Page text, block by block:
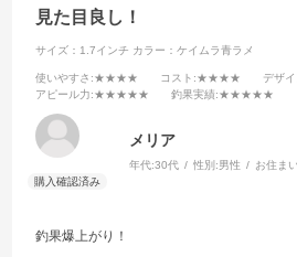
見た目良し！
サイズ：1.7インチ カラー：ケイムラ青ラメ
使いやすさ :★★★★ コスト :★★★★ デザイ
アピール力:★★★★★ 釣果実績:★★★★★
メリア
年代:30代 性別:男性 お住ま
釣果爆上がり！